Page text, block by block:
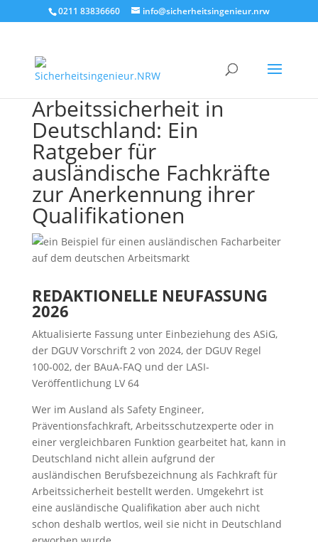
0211 83836660 info@sicherheitsingenieur.nrw
Arbeitssicherheit in
Deutschland: Ein
Ratgeber für
ausländische Fachkräfte
zur Anerkennung ihrer
Qualifikationen
REDAKTIONELLE NEUFASSUNG
2026
Aktualisierte Fassung unter Einbeziehung des ASiG,
der DGUV Vorschrift 2 von 2024, der DGUV Regel
100‑002, der BAuA-FAQ und der LASI-
Veröffentlichung LV 64
Wer im Ausland als Safety Engineer,
Präventionsfachkraft, Arbeitsschutzexperte oder in
einer vergleichbaren Funktion gearbeitet hat, kann in
Deutschland nicht allein aufgrund der
ausländischen Berufsbezeichnung als Fachkraft für
Arbeitssicherheit bestellt werden. Umgekehrt ist
eine ausländische Qualifikation aber auch nicht
schon deshalb wertlos, weil sie nicht in Deutschland